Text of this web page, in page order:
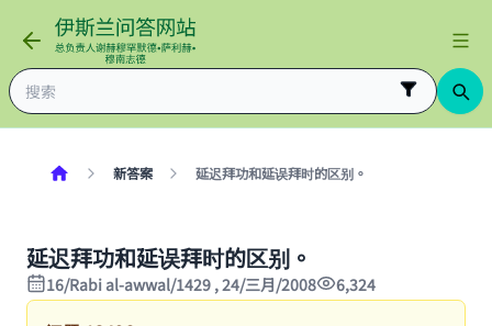
新答案 延迟拜功和延误拜时的区别。
延迟拜功和延误拜时的区别。
16/Rabi al-awwal/1429 , 24/三月/2008 6,324